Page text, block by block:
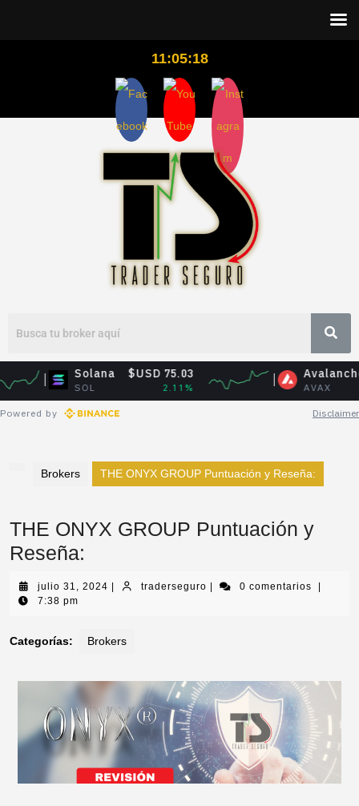
11:05:18
Solana
SOL
$USD 75.03 Avalanche
AVAX
Powered by Disclaimer
Brokers THE ONYX GROUP Puntuación y Reseña:
THE ONYX GROUP Puntuación y
Reseña:
julio 31, 2024 traderseguro 0 comentarios
7:38 pm
Categorías: Brokers